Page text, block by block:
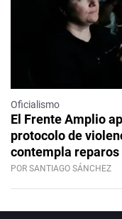
Oficialismo
El Frente Amplio
protocolo de
contempla
POR SANTIAGO SÁNCHEZ